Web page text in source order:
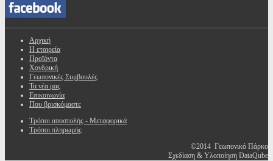
Αρχική
Η εταιρεία
Προϊόντα
Χονδρική
Γεωπονικές Συμβουλές
Τα νέα μας
Επικοινωνία
Που βρισκόμαστε
Τρόποι αποστολής - Μεταφορικά
Τρόποι πληρωμής
©2014 Γεωπονικό Πάρκο
Σχεδίαση & Υλοποίηση DataQube